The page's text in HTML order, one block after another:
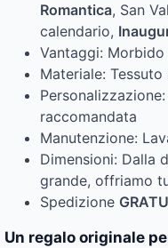
Romantica, San
calendario,
Vantaggi:
Materiale:
raccomandata
Manutenzione:
Dimensioni: Dalla
grande, offriamo
Spedizione
Un regalo originale